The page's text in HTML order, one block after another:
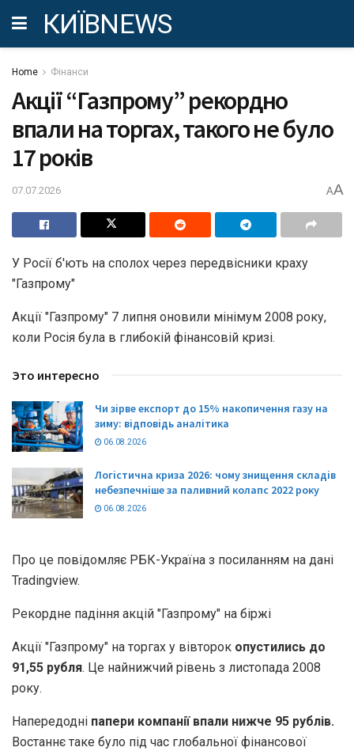
КИЇВNEWS
Home Фінанси
Акції “Газпрому” рекордно
впали на торгах, такого не було
17 років
07.07.2026 AA
У Росії б'ють на сполох через передвісники краху
"Газпрому"
Акції "Газпрому" 7 липня оновили мінімум 2008 року,
коли Росія була в глибокій фінансовій кризі.
Это интересно
Чи зірве експорт до 15% накопичення газу на
зиму: відповідь аналітика
06.08.2026
Логістична криза 2026: чому знищення складів
небезпечніше за паливний колапс 2022 року
06.08.2026
Про це повідомляє РБК-Україна з посиланням на дані
Tradingview.
Рекордне падіння акцій "Газпрому" на біржі
Акції "Газпрому" на торгах у вівторок опустились до
91,55 рубля. Це найнижчий рівень з листопада 2008
року.
Напередодні папери компанії впали нижче 95 рублів.
Востаннє таке було під час глобальної фінансової